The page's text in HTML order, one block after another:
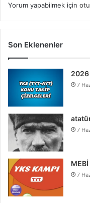
Yorum yapabilmek için
Son Eklenenler
2026
7
7
7